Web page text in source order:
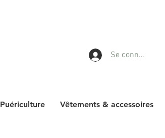
Se connecter
Puériculture Vêtements & accessoires